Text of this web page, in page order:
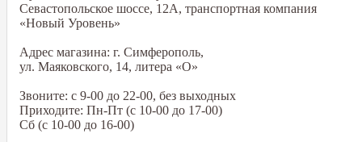
Севастопольское шоссе, 12А, транспортная компания
«Новый Уровень»
Адрес магазина: г. Симферополь,
ул. Маяковского, 14, литера «О»
Звоните: с 9-00 до 22-00, без выходных
Приходите: Пн-Пт (с 10-00 до 17-00)
Сб (с 10-00 до 16-00)